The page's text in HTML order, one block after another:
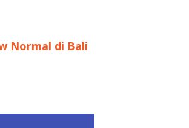
Normal di Bali